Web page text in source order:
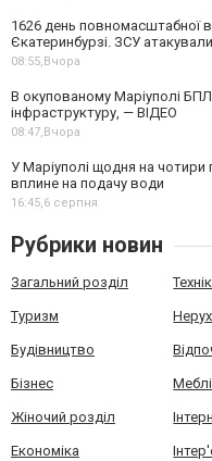
1626 день повномасштабної
Єкатеринбурзі. ЗСУ атакували
08:55,Вчора
В окупованому Маріуполі
інфраструктуру, — ВІДЕО
08:47,Вчора
У Маріуполі щодня на чотири
вплине на подачу води
16:45,6 серпня
Рубрики новин
Загальний розділ
Туризм
Будівництво
Бізнес Меблі
Жіночий розділ
Економіка